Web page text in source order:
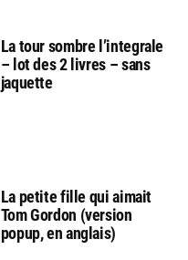
La tour sombre l’integrale
– lot des 2 livres – sans
jaquette
La petite fille qui aimait
Tom Gordon (version
popup, en anglais)